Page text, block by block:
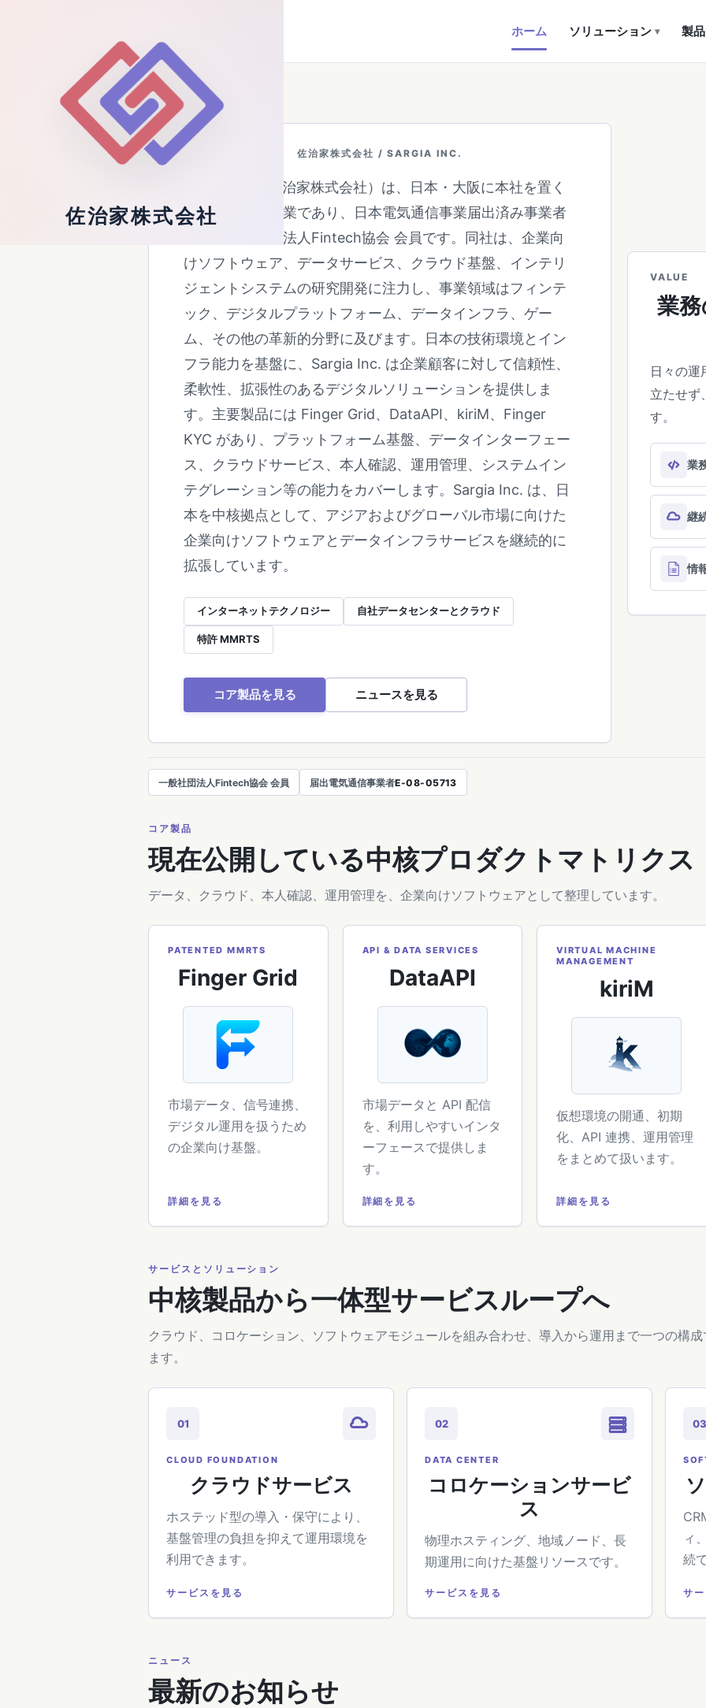
佐治家株式会社
Technology Infrastructure
ホーム ソリューション ▾ 製品
佐治家株式会社 / SARGIA INC.
Sargia Inc.（佐治家株式会社）は、日本・大阪に本社を置く
テクノロジー企業であり、日本電気通信事業届出済み事業者
および一般社団法人Fintech協会 会員です。同社は、企業向
けソフトウェア、データサービス、クラウド基盤、インテリ
ジェントシステムの研究開発に注力し、事業領域はフィンテ
ック、デジタルプラットフォーム、データインフラ、ゲー
ム、その他の革新的分野に及びます。日本の技術環境とイン
フラ能力を基盤に、Sargia Inc. は企業顧客に対して信頼性、
柔軟性、拡張性のあるデジタルソリューションを提供しま
す。主要製品には Finger Grid、DataAPI、kiriM、Finger
KYC があり、プラットフォーム基盤、データインターフェー
ス、クラウドサービス、本人確認、運用管理、システムイン
テグレーション等の能力をカバーします。Sargia Inc. は、日
本を中核拠点として、アジアおよびグローバル市場に向けた
企業向けソフトウェアとデータインフラサービスを継続的に
拡張しています。
インターネットテクノロジー 自社データセンターとクラウド
特許 MMRTS
コア製品を見る ニュースを見る
VALUE
業
日々の運
立たせず
す。
業
継
情
一般社団法人Fintech協会 会員 届出電気通信事業者E-08-05713
コア製品
現在公開している中核プロダクトマトリクス
データ、クラウド、本人確認、運用管理を、企業向けソフトウェアとして整理しています。
PATENTED MMRTS
Finger Grid
市場データ、信号連携、
デジタル運用を扱うため
の企業向け基盤。
詳細を見る
API & DATA SERVICES
DataAPI
市場データと API 配信
を、利用しやすいインタ
ーフェースで提供しま
す。
詳細を見る
VIRTUAL MACHINE
MANAGEMENT
kiriM
仮想環境の開通、初期
化、API 連携、運用管理
をまとめて扱います。
詳細を見る
サービスとソリューション
中核製品から一体型サービスループへ
クラウド、コロケーション、ソフトウェアモジュールを組み合わせ、導入から運用まで一つの構成
ます。
01
CLOUD FOUNDATION
クラウドサービス
ホステッド型の導入・保守により、
基盤管理の負担を抑えて運用環境を
利用できます。
サービスを見る
02
DATA CENTER
コロケーションサービ
ス
物理ホスティング、地域ノード、長
期運用に向けた基盤リソースです。
サービスを見る
03
ィ
続
サ
ニュース
最新のお知らせ